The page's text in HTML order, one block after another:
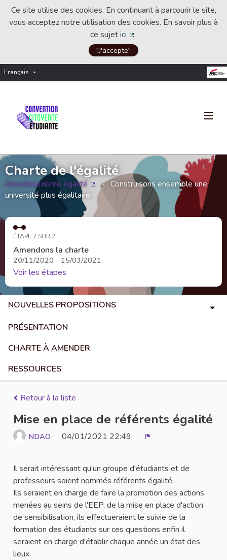
Ce site utilise des cookies. En continuant à parcourir le site,
vous acceptez notre utilisation des cookies. En savoir plus à
ce sujetici
(Lien externe)
.
"J'accepte"
Français Choisir la langue
Charte de l'égalité
#pasdesexisme égalité
(Lien externe)
Construisons ensemble une
université plus égalitaire
ÉTAPE 2 SUR 2
Amendons la charte
20/11/2020 - 15/03/2021
Voir les étapes
NOUVELLES PROPOSITIONS
PRÉSENTATION
CHARTE À AMENDER
RESSOURCES
Retour à la liste
Mise en place de référents égalité
NDAO 04/01/2021 22:49
Il serait intéressant qu'un groupe d'étudiants et de
professeurs soient nommés référents égalité.
Ils seraient en charge de faire la promotion des actions
menées au seins de l'EEP, de la mise en place d'action
de sensibilisation, ils effectueraient le suivie de la
formation des étudiants sur ces questions enfin il
seraient en charge d'établir chaque année un état des
lieux.